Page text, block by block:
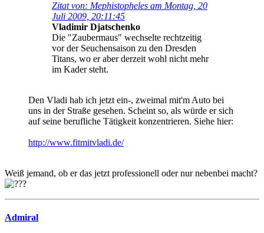
Zitat von: Mephistopheles am Montag, 20
Juli 2009, 20:11:45
Vladimir Djatschenko
Die "Zaubermaus" wechselte rechtzeitig
vor der Seuchensaison zu den Dresden
Titans, wo er aber derzeit wohl nicht mehr
im Kader steht.
Den Vladi hab ich jetzt ein-, zweimal mit'm Auto bei
uns in der Straße gesehen. Scheint so, als würde er sich
auf seine berufliche Tätigkeit konzentrieren. Siehe hier:
http://www.fitmitvladi.de/
Weiß jemand, ob er das jetzt professionell oder nur nebenbei macht?
Admiral